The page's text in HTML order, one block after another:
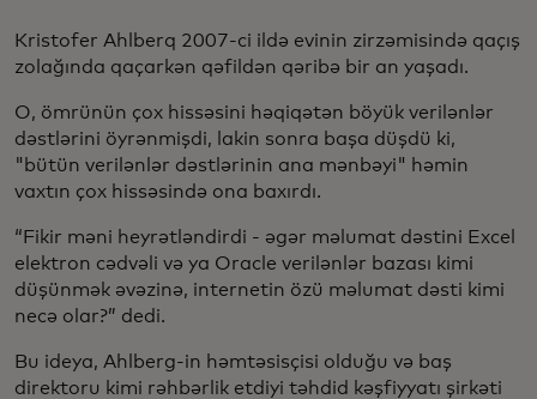
Kristofer Ahlberq 2007-ci ildə evinin zirzəmisində qaçış
zolağında qaçarkən qəfildən qəribə bir an yaşadı.
O, ömrünün çox hissəsini həqiqətən böyük verilənlər
dəstlərini öyrənmişdi, lakin sonra başa düşdü ki,
"bütün verilənlər dəstlərinin ana mənbəyi" həmin
vaxtın çox hissəsində ona baxırdı.
“Fikir məni heyrətləndirdi - əgər məlumat dəstini Excel
elektron cədvəli və ya Oracle verilənlər bazası kimi
düşünmək əvəzinə, internetin özü məlumat dəsti kimi
necə olar?” dedi.
Bu ideya, Ahlberg-in həmtəsisçisi olduğu və baş
direktoru kimi rəhbərlik etdiyi təhdid kəşfiyyatı şirkəti